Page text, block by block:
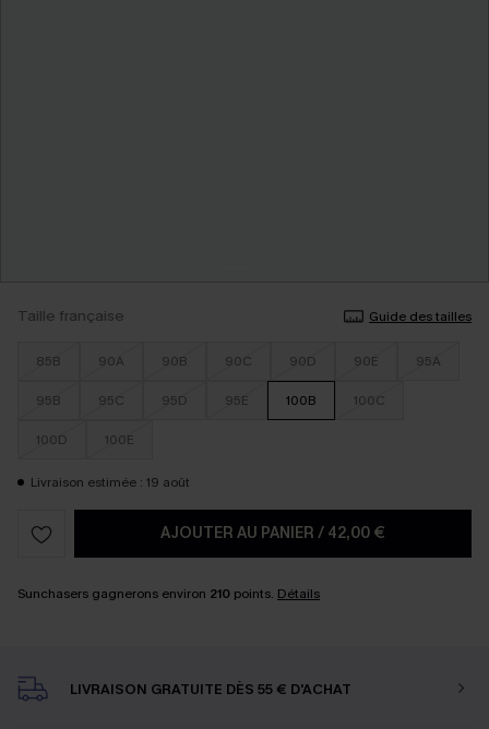
Taille française Guide des tailles
85B 90A 90B 90C 90D 90E 95A
95B 95C 95D 95E 100B 100C
100D 100E
Livraison estimée : 19 août
AJOUTER AU PANIER / 42,00 €
Sunchasers gagnerons environ 210 points. Détails
LIVRAISON GRATUITE DÈS 55 € D'ACHAT